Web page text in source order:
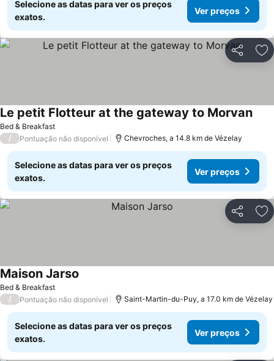
Selecione as datas para ver os preços
exatos.
Ver preços
Partilhar
Bed & Breakfast
Le petit Flotteur at the gateway to Morvan
/ Pontuação não disponível Chevroches, a 14.8 km de Vézelay
Selecione as datas para ver os preços
exatos.
Ver preços
Partilhar
Bed & Breakfast
Maison Jarso
/ Pontuação não disponível Saint-Martin-du-Puy, a 17.0 km de Vézelay
Selecione as datas para ver os preços
exatos.
Ver preços